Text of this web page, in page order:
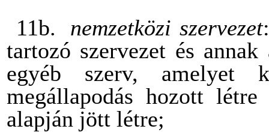
11b.
nemzetközi szervezet
tartozó szervezet és
egyéb szerv,
megállapodás hozott
alapján jött létre;